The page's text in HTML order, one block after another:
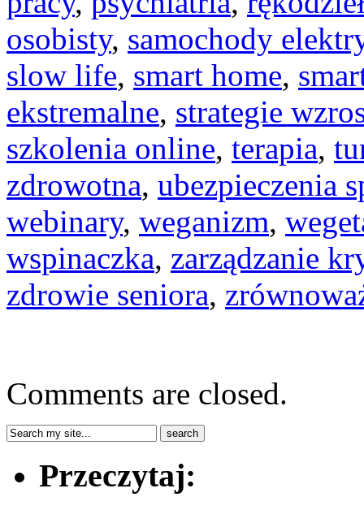
osobisty, samochody
slow life, smart home,
ekstremalne, strategie
szkolenia online, terapia,
zdrowotna, ubezpieczenia
webinary, weganizm,
wspinaczka, zarządzanie
zdrowie seniora,
Comments are closed.
Przeczytaj: